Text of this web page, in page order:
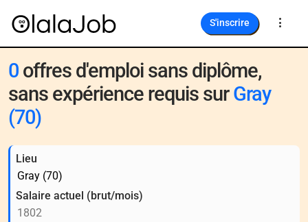
S'inscrire
0 offres d'emploi sans diplôme,
sans expérience requis surGray
(70)
Lieu
Salaire actuel (brut/mois)